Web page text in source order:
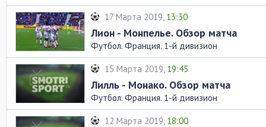
17 Марта 2019, 13:30
Лион - Монпелье. Обзор матча
Футбол. Франция. 1-й дивизион
15 Марта 2019, 19:45
Лилль - Монако. Обзор матча
Футбол. Франция. 1-й дивизион
12 Марта 2019, 18:00